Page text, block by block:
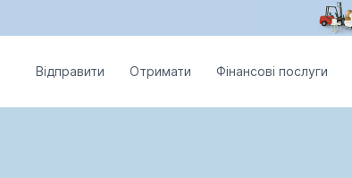
Відправити Отримати Фінансові послуги